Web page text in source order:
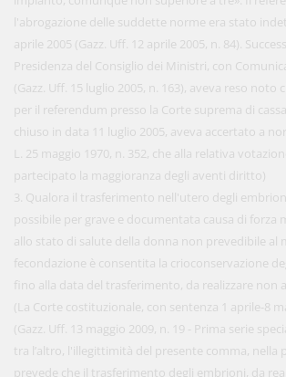
l'abrogazione delle suddette norme era stato
aprile 2005 (Gazz. Uff. 12 aprile 2005, n. 84).
Presidenza del Consiglio dei Ministri, con
(Gazz. Uff. 15 luglio 2005, n. 163), aveva reso noto
per il referendum presso la Corte suprema di
chiuso in data 11 luglio 2005, aveva accertato a
L. 25 maggio 1970, n. 352, che alla relativa
partecipato la maggioranza degli aventi diritto)
3. Qualora il trasferimento nell'utero degli
possibile per grave e documentata causa di forza
allo stato di salute della donna non prevedibile al
fecondazione è consentita la crioconservazione
fino alla data del trasferimento, da realizzare non
(La Corte costituzionale, con sentenza 1 aprile-8
(Gazz. Uff. 13 maggio 2009, n. 19 - Prima serie
tra l’altro, l'illegittimità del presente comma, nella
prevede che il trasferimento degli embrioni, da